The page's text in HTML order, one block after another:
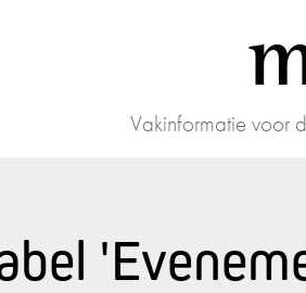
Vakinformatie voor